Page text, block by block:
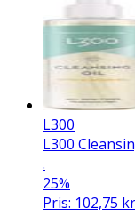
L300
L300
.
25%
Pris: 102,75 kr